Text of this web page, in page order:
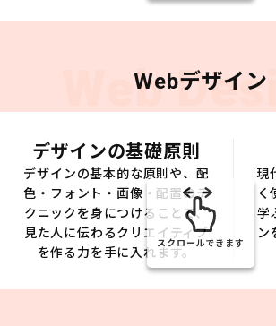
WebWebデザイン
デザインの基礎原則
デザインの基本的な原則や、配
色・フォント・画像・配置のテ
クニックを身につけることで、
見た人に伝わるクリエイティブ
を作る力を手に入れます。
現
く
学
ン
スクロールできます